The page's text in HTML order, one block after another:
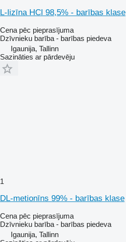
L-lizīna HCl 98,5% - barības klase
Cena pēc pieprasījuma
Dzīvnieku barība - barības piedeva
Igaunija, Tallinn
Sazināties ar pārdevēju
1
DL-metionīns 99% - barības klase
Cena pēc pieprasījuma
Dzīvnieku barība - barības piedeva
Igaunija, Tallinn